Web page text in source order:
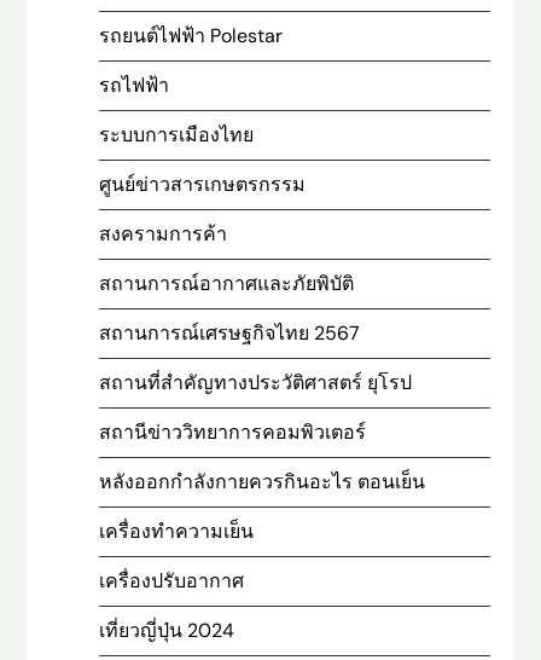
รถยนต์ไฟฟ้า Polestar
รถไฟฟ้า
ระบบการเมืองไทย
ศูนย์ข่าวสารเกษตรกรรม
สงครามการค้า
สถานการณ์อากาศและภัยพิบัติ
สถานการณ์เศรษฐกิจไทย 2567
สถานที่สําคัญทางประวัติศาสตร์ ยุโรป
สถานีข่าววิทยาการคอมพิวเตอร์
หลังออกกําลังกายควรกินอะไร ตอนเย็น
เครื่องทำความเย็น
เครื่องปรับอากาศ
เที่ยวญี่ปุ่น 2024